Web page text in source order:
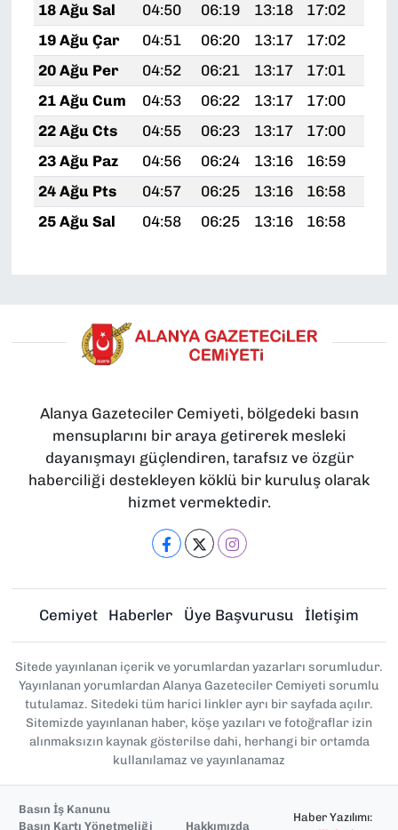
18 Ağu Sal
04:50 06:19 13:18 17:02
19 Ağu Çar
04:51 06:20 13:17 17:02
20 Ağu Per
04:52 06:21 13:17 17:01
21 Ağu Cum
04:53 06:22 13:17 17:00
22 Ağu Cts
04:55 06:23 13:17 17:00
23 Ağu Paz
04:56 06:24 13:16 16:59
24 Ağu Pts
04:57 06:25 13:16 16:58
25 Ağu Sal
04:58 06:25 13:16 16:58
Alanya Gazeteciler Cemiyeti, bölgedeki basın
mensuplarını bir araya getirerek mesleki
dayanışmayı güçlendiren, tarafsız ve özgür
haberciliği destekleyen köklü bir kuruluş olarak
hizmet vermektedir.
Cemiyet Haberler Üye Başvurusu İletişim
Sitede yayınlanan içerik ve yorumlardan yazarları sorumludur.
Yayınlanan yorumlardan Alanya Gazeteciler Cemiyeti sorumlu
tutulamaz. Sitedeki tüm harici linkler ayrı bir sayfada açılır.
Sitemizde yayınlanan haber, köşe yazıları ve fotoğraflar izin
alınmaksızın kaynak gösterilse dahi, herhangi bir ortamda
kullanılamaz ve yayınlanamaz
Basın İş Kanunu
Basın Kartı Yönetmeliği
Hakkımızda
Haber Yazılımı: